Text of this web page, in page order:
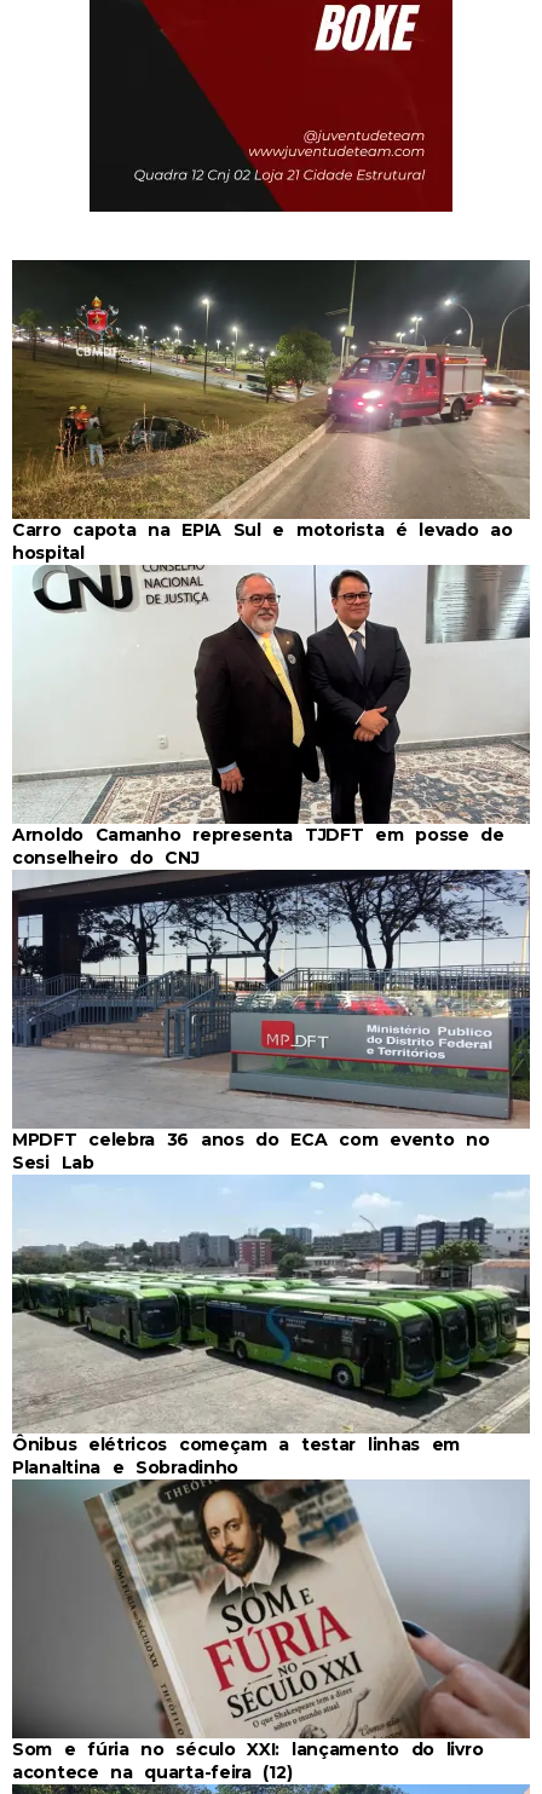
Carro capota na EPIA Sul e motorista é levado ao
hospital
Arnoldo Camanho representa TJDFT em posse de
conselheiro do CNJ
MPDFT celebra 36 anos do ECA com evento no
Sesi Lab
Ônibus elétricos começam a testar linhas em
Planaltina e Sobradinho
Som e fúria no século XXI: lançamento do livro
acontece na quarta-feira (12)